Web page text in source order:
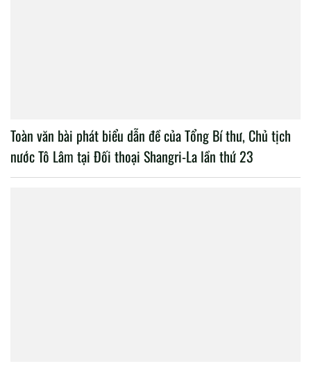
Toàn văn bài phát biểu dẫn đề của Tổng Bí thư, Chủ tịch
nước Tô Lâm tại Đối thoại Shangri-La lần thứ 23